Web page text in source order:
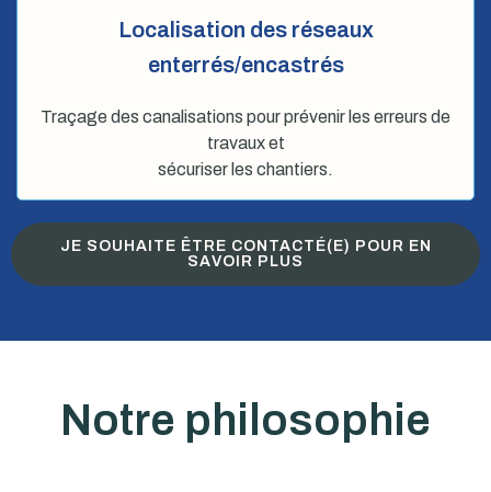
Localisation des réseaux
enterrés/encastrés
Traçage des canalisations pour prévenir les erreurs de
travaux et
sécuriser les chantiers.
JE SOUHAITE ÊTRE CONTACTÉ(E) POUR EN
SAVOIR PLUS
Notre philosophie